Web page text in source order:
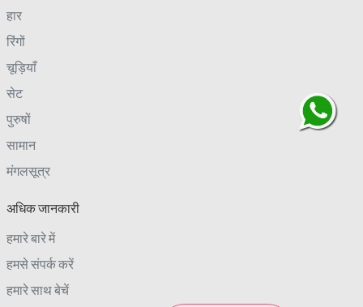
हार
रिंगों
चूड़ियाँ
सेट
पुरुषों
सामान
मंगलसूत्र
अधिक जानकारी
हमारे बारे में
हमसे संपर्क करें
हमारे साथ बेचें